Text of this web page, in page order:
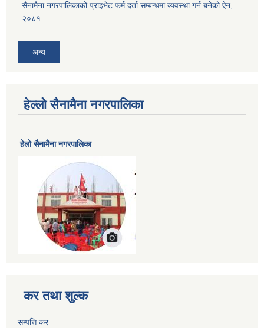
सैनामैना नगरपालिकाको प्राइभेट फर्म दर्ता सम्बन्धमा व्यवस्था गर्न बनेको ऐन,
२०८१
अन्य
हेल्लो सैनामैना नगरपालिका
हेलाे सैनामैना नगरपालिका
कर तथा शुल्क
सम्पत्ति कर